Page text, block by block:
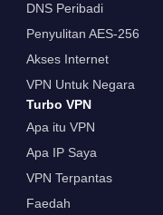
DNS Peribadi
Penyulitan AES-256
Akses Internet
VPN Untuk Negara
Turbo VPN
Apa itu VPN
Apa IP Saya
VPN Terpantas
Faedah